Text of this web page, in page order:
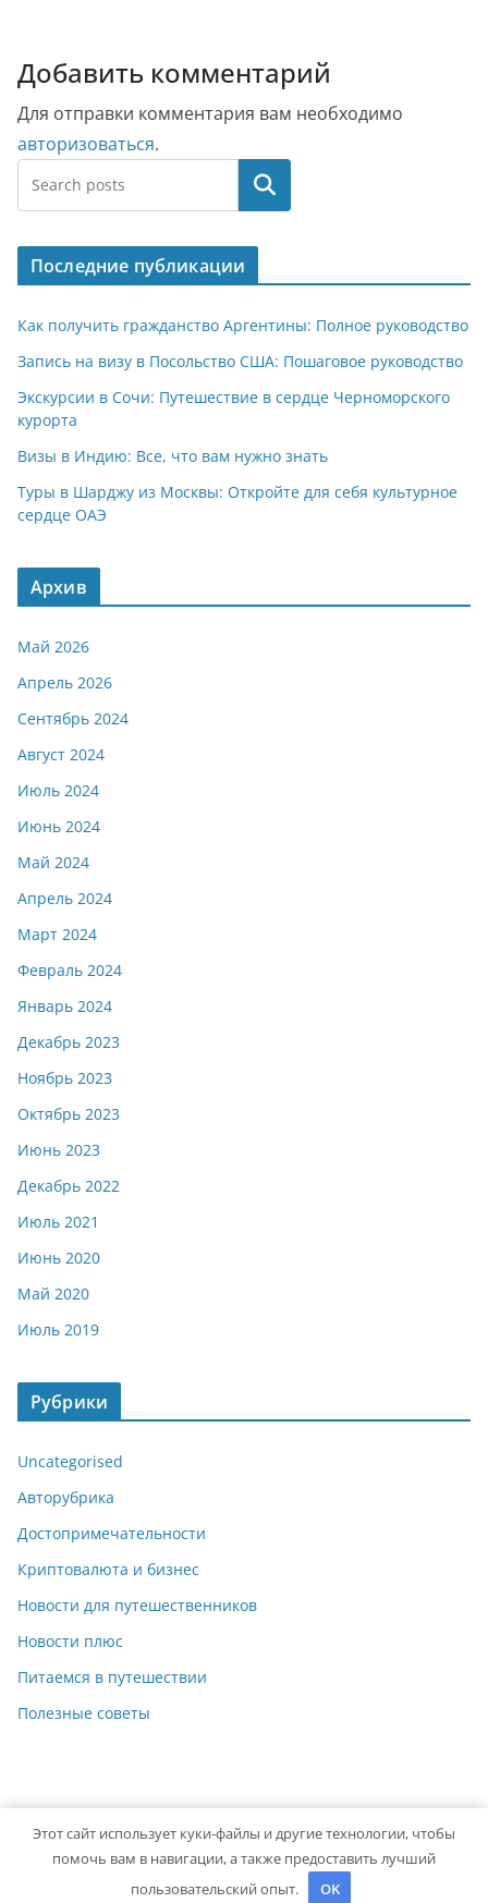
Добавить комментарий
Для отправки комментария вам необходимо
авторизоваться.
Поиск
Последние публикации
Как получить гражданство Аргентины: Полное руководство
Запись на визу в Посольство США: Пошаговое руководство
Экскурсии в Сочи: Путешествие в сердце Черноморского
курорта
Визы в Индию: Все, что вам нужно знать
Туры в Шарджу из Москвы: Откройте для себя культурное
сердце ОАЭ
Архив
Май 2026
Апрель 2026
Сентябрь 2024
Август 2024
Июль 2024
Июнь 2024
Май 2024
Апрель 2024
Март 2024
Февраль 2024
Январь 2024
Декабрь 2023
Ноябрь 2023
Октябрь 2023
Июнь 2023
Декабрь 2022
Июль 2021
Июнь 2020
Май 2020
Июль 2019
Рубрики
Uncategorised
Авторубрика
Достопримечательности
Криптовалюта и бизнес
Новости для путешественников
Новости плюс
Питаемся в путешествии
Полезные советы
Copyright © 2026 giuseppeverdi.ru. Powered by ColorMag
Этот сайт использует куки-файлы и другие технологии, чтобы
помочь вам в навигации, а также предоставить лучший
пользовательский опыт.
OK